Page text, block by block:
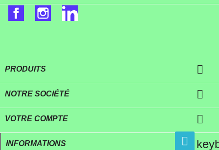
FacebookInstagram
PRODUITS 
NOTRE SOCIÉTÉ 
VOTRE COMPTE 
INFORMATIONS